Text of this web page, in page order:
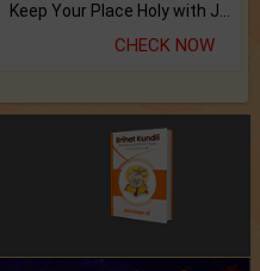
Keep Your Place Holy with Jadi.
CHECK NOW